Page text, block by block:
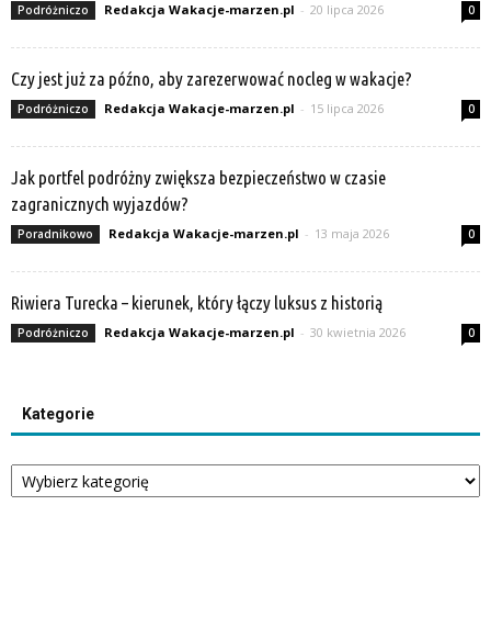
Podróżniczo Redakcja Wakacje-marzen.pl - 20 lipca 2026 0
Czy jest już za późno, aby zarezerwować nocleg w wakacje?
Podróżniczo Redakcja Wakacje-marzen.pl - 15 lipca 2026 0
Jak portfel podróżny zwiększa bezpieczeństwo w czasie
zagranicznych wyjazdów?
Poradnikowo Redakcja Wakacje-marzen.pl - 13 maja 2026 0
Riwiera Turecka – kierunek, który łączy luksus z historią
Podróżniczo Redakcja Wakacje-marzen.pl - 30 kwietnia 2026 0
Kategorie
Kategorie